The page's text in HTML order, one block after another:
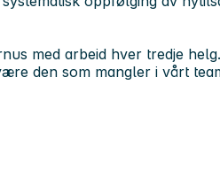
med arbeid hver tredje
den som mangler i vårt